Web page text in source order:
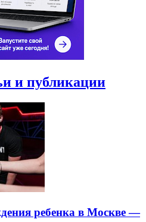
и публикации
ребенка в Москве —